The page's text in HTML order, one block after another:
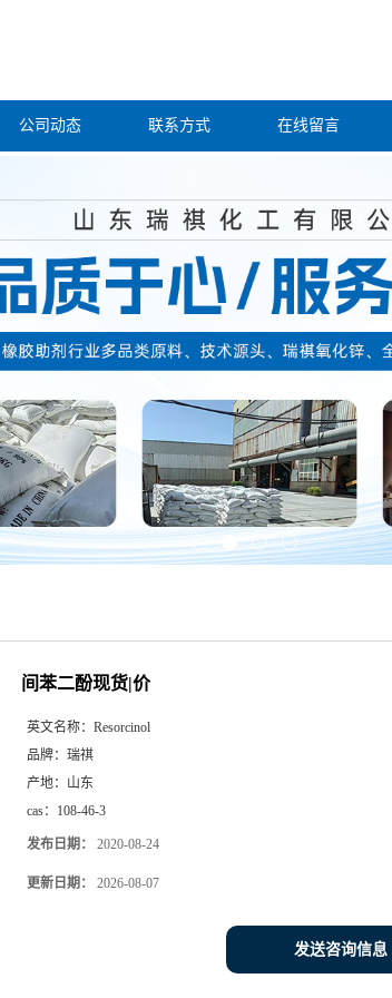
公司动态 联系方式 在线留言
间苯二酚现货|价
英文名称： Resorcinol
品牌： 瑞祺
产地： 山东
cas： 108-46-3
发布日期： 2020-08-24
更新日期： 2026-08-07
发送咨询信息